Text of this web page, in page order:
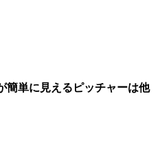
簡単に見えるピッチャーは他